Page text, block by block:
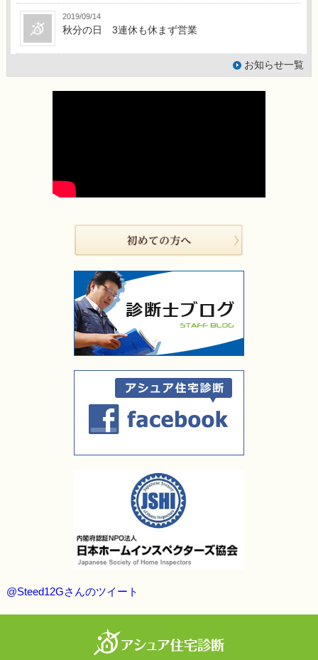
2019/09/14
秋分の日 3連休も休まず営業
お知らせ一覧
@Steed12Gさんのツイート